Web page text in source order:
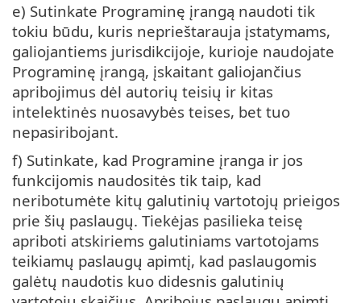
e) Sutinkate Programinę įrangą naudoti tik
tokiu būdu, kuris neprieštarauja įstatymams,
galiojantiems jurisdikcijoje, kurioje naudojate
Programinę įrangą, įskaitant galiojančius
apribojimus dėl autorių teisių ir kitas
intelektinės nuosavybės teises, bet tuo
nepasiribojant.
f) Sutinkate, kad Programine įranga ir jos
funkcijomis naudositės tik taip, kad
neribotumėte kitų galutinių vartotojų prieigos
prie šių paslaugų. Tiekėjas pasilieka teisę
apriboti atskiriems galutiniams vartotojams
teikiamų paslaugų apimtį, kad paslaugomis
galėtų naudotis kuo didesnis galutinių